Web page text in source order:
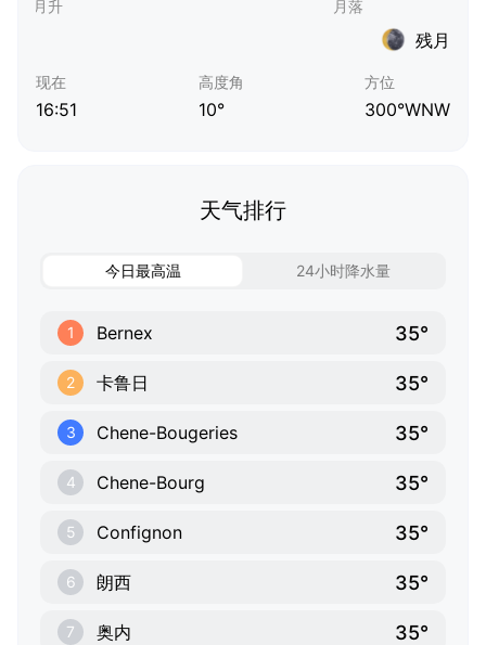
残月
现在
16:51
高度角
10°
方位
300°WNW
天气排行
今日最高温 24小时降水量
1 Bernex 35°
2 卡鲁日 35°
3 Chene-Bougeries 35°
4 Chene-Bourg 35°
5 Confignon 35°
6 朗西 35°
7 奥内 35°